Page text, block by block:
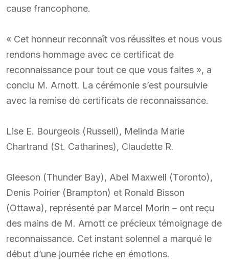
cause francophone.
« Cet honneur reconnaît vos réussites et nous vous
rendons hommage avec ce certificat de
reconnaissance pour tout ce que vous faites », a
conclu M. Arnott. La cérémonie s’est poursuivie
avec la remise de certificats de reconnaissance.
Lise E. Bourgeois (Russell), Melinda Marie
Chartrand (St. Catharines), Claudette R.
Gleeson (Thunder Bay), Abel Maxwell (Toronto),
Denis Poirier (Brampton) et Ronald Bisson
(Ottawa), représenté par Marcel Morin – ont reçu
des mains de M. Arnott ce précieux témoignage de
reconnaissance. Cet instant solennel a marqué le
début d’une journée riche en émotions.